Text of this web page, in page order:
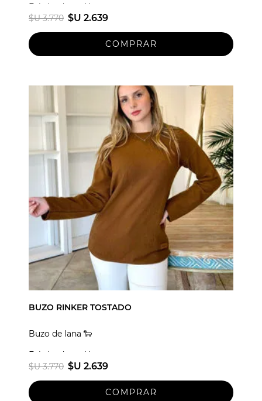
Fabricado en Uruguay
$U 3.770 $U 2.639
BUZO RINKER TOSTADO
Buzo de lana 🐑
Fabricado en Uruguay
$U 3.770 $U 2.639